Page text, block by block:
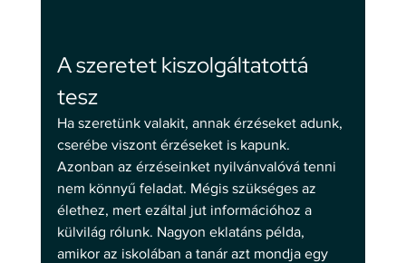
A szeretet kiszolgáltatottá
tesz
Ha szeretünk valakit, annak érzéseket adunk,
cserébe viszont érzéseket is kapunk.
Azonban az érzéseinket nyilvánvalóvá tenni
nem könnyű feladat. Mégis szükséges az
élethez, mert ezáltal jut információhoz a
külvilág rólunk. Nagyon eklatáns példa,
amikor az iskolában a tanár azt mondja egy